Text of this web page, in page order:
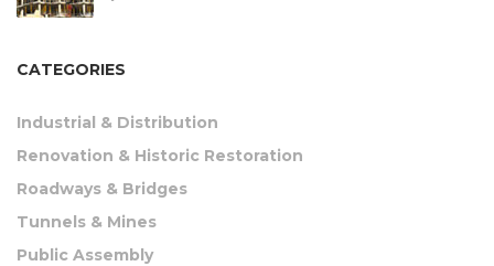
CATEGORIES
Industrial & Distribution
Renovation & Historic Restoration
Roadways & Bridges
Tunnels & Mines
Public Assembly